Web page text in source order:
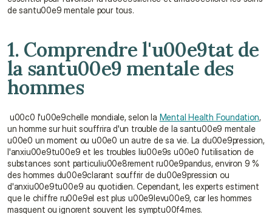
de santu00e9 mentale pour tous.
1. Comprendre l'u00e9tat de
la santu00e9 mentale des
hommes
u00c0 l'u00e9chelle mondiale, selon la Mental Health Foundation,
un homme sur huit souffrira d'un trouble de la santu00e9 mentale
u00e0 un moment ou u00e0 un autre de sa vie. La du00e9pression,
l'anxiu00e9tu00e9 et les troubles liu00e9s u00e0 l'utilisation de
substances sont particuliu00e8rement ru00e9pandus, environ 9 %
des hommes du00e9clarant souffrir de du00e9pression ou
d'anxiu00e9tu00e9 au quotidien. Cependant, les experts estiment
que le chiffre ru00e9el est plus u00e9levu00e9, car les hommes
masquent ou ignorent souvent les symptu00f4mes.